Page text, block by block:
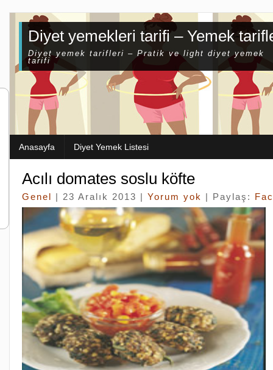
Diyet yemekleri tarifi – Yemek
Diyet yemek tarifleri – Pratik ve light diyet yemek
tarifi
Anasayfa Diyet Yemek Listesi
Acılı domates soslu köfte
Genel | 23 Aralık 2013 | Yorum yok | Paylaş: